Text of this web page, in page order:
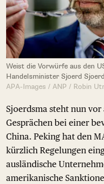
Weist die Vorwürfe aus den
Handelsminister Sjoerd
APA-Images / ANP / Robin
Sjoerdsma steht nun
Gesprächen bei einer
China. Peking hat den
kürzlich Regelungen
ausländische
amerikanische